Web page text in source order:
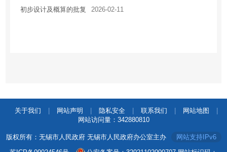
初步设计及概算的批复
2026-02-11
关于我们 网站声明 隐私安全 联系我们 网站地图
网站访问量： 342880810
版权所有：无锡市人民政府 无锡市人民政府办公室主办
网站支持IPv6